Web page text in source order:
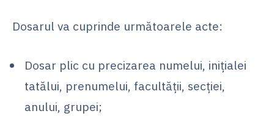
Dosarul va cuprinde următoarele acte:
Dosar plic cu precizarea numelui, iniţialei
tatălui, prenumelui, facultăţii, secţiei,
anului, grupei;